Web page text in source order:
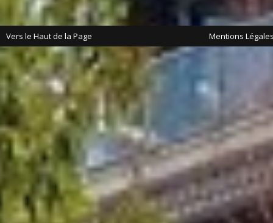
Vers le Haut de la Page Mentions